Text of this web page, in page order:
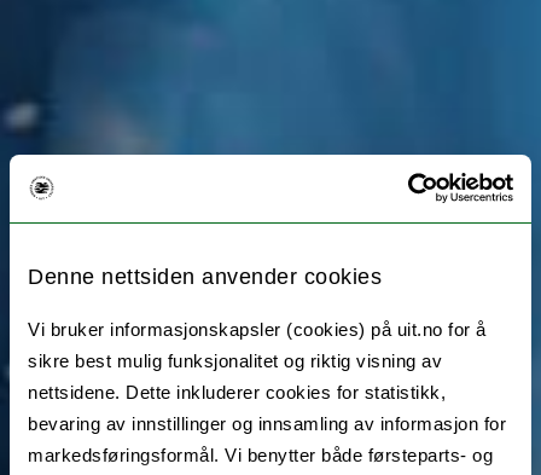
Denne nettsiden anvender cookies
Vi bruker informasjonskapsler (cookies) på uit.no for å
sikre best mulig funksjonalitet og riktig visning av
nettsidene. Dette inkluderer cookies for statistikk,
bevaring av innstillinger og innsamling av informasjon for
markedsføringsformål. Vi benytter både førsteparts- og